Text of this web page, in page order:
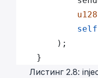
            u128
            self
        );
    }
Листинг 2.8: